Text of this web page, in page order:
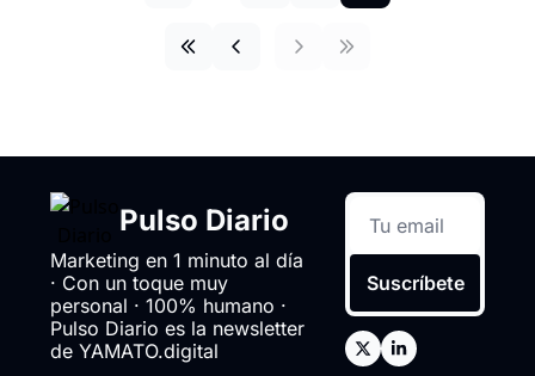
Pulso Diario
Marketing en 1 minuto al día
· Con un toque muy
personal · 100% humano ·
Pulso Diario es la newsletter
de YAMATO.digital
Suscríbete